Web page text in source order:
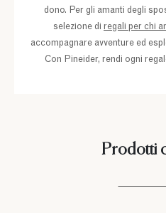
dono. Per gli amanti degli
selezione di regali per chi
accompagnare avventure ed
Con Pineider, rendi ogni
Prodotti